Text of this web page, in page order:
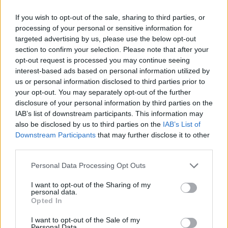
If you wish to opt-out of the sale, sharing to third parties, or
processing of your personal or sensitive information for
targeted advertising by us, please use the below opt-out
section to confirm your selection. Please note that after your
opt-out request is processed you may continue seeing
interest-based ads based on personal information utilized by
us or personal information disclosed to third parties prior to
your opt-out. You may separately opt-out of the further
disclosure of your personal information by third parties on the
IAB’s list of downstream participants. This information may
also be disclosed by us to third parties on the IAB’s List of
Downstream Participants that may further disclose it to other
Personal Data Processing Opt Outs
I want to opt-out of the Sharing of my
personal data.
Opted In
I want to opt-out of the Sale of my
Sagittaire
Ce jour pourrait stimuler votre soif d’aventure et de
découverte. Vous aurez l’opportunité d’élargir vos
horizons, que ce soit par la réflexion ou par des
échanges enrichissants. Faites attention à ne pas
vous disperser dans trop de directions à la fois. La
journée invite à garder une certaine légèreté, tout en
restant fidèle à vos valeurs. C’est le moment idéal
pour envisager de nouveaux projets ou pour
renforcer votre foi en l’avenir.
Capricorne
faire preuve de discipline et de patience. Vous
pourriez ressentir un besoin de structurer vos
démarches, tout en étant attentif à votre bien-être